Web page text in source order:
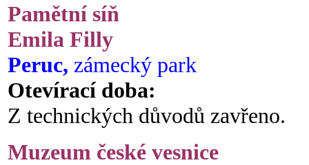
Pamětní síň
Emila Filly
Peruc, zámecký park
Otevírací doba:
Z technických důvodů zavřeno.
Muzeum české vesnice